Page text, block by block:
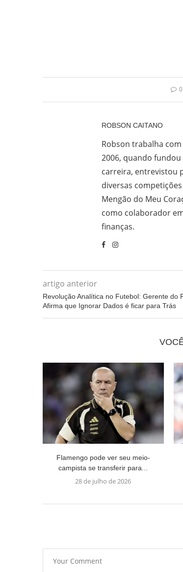
ROBSON CAITANO
Robson trabalha
2006, quando fundou
carreira, entrevistou
diversas
Mengão do Meu
como colaborador
finanças.
artigo anterior
Revolução Analítica no Futebol: Gerente do
Afirma que Ignorar Dados é ficar para Trás
Flamengo pode ver seu meio-
campista se transferir para...
28 de julho de 2026